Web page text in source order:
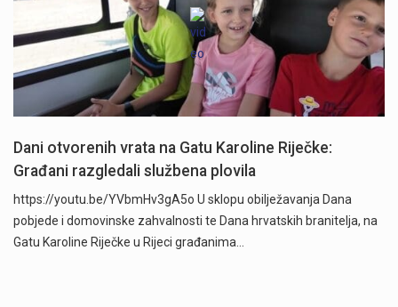
Dani otvorenih vrata na Gatu Karoline Riječke:
Građani razgledali službena plovila
https://youtu.be/YVbmHv3gA5o U sklopu obilježavanja Dana
pobjede i domovinske zahvalnosti te Dana hrvatskih branitelja, na
Gatu Karoline Riječke u Rijeci građanima…